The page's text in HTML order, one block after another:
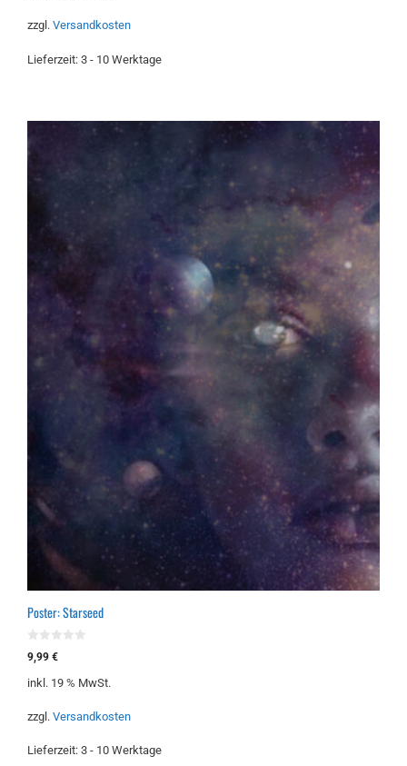
zzgl. Versandkosten
Lieferzeit: 3 - 10 Werktage
Poster: Starseed
0
v
n
9,99 €
inkl. 19 % MwSt.
zzgl. Versandkosten
Lieferzeit: 3 - 10 Werktage